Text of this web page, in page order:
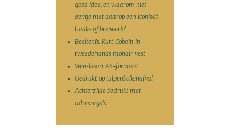
goed idee, en waarom niet
eentje met daarop een iconisch
haak- of breiwerk?
Beeltenis: Kurt Cobain in
tweedehands mohair vest
Wenskaart A6-formaat
Gedrukt op tulpenbollenafval
Achterzijde bedrukt met
adresregels